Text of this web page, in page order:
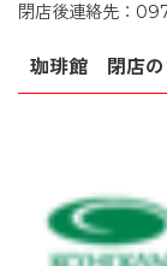
閉店後連絡先：
珈琲館 閉店の